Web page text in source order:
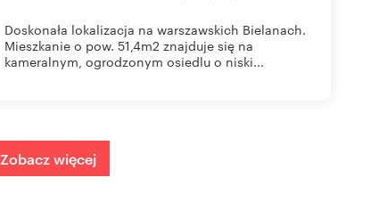
Doskonała lokalizacja na warszawskich Bielanach.
Mieszkanie o pow. 51,4m2 znajduje się na
kameralnym, ogrodzonym osiedlu o niski...
Zobacz więcej